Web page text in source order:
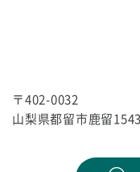
〒402-0032
山梨県都留市鹿留1543